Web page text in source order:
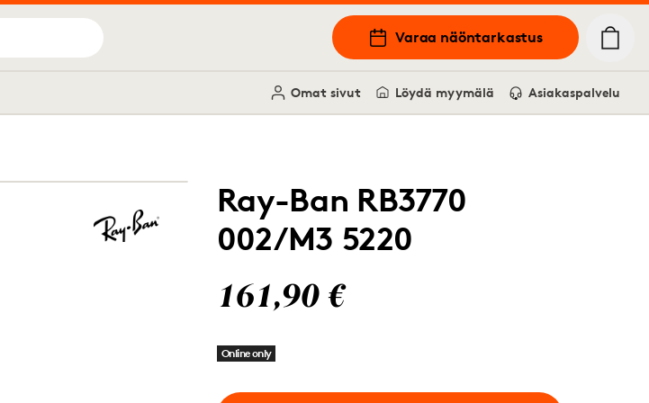
Varaa näöntarkastus
Omat sivut Löydä myymälä Asiakaspalvelu
Ray-Ban RB3770
002/M3 5220
161,90 €
Online only